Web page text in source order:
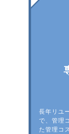
長年リユ
で、管理
た管理コ